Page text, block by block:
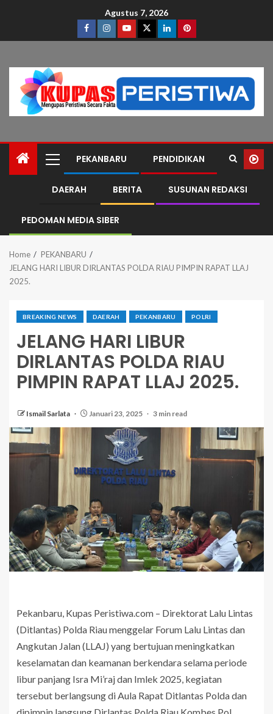
Agustus 7, 2026
PEKANBARU PENDIDIKAN
DAERAH BERITA SUSUNAN REDAKSI
PEDOMAN MEDIA SIBER
Home
PEKANBARU
JELANG HARI LIBUR DIRLANTAS POLDA RIAU PIMPIN RAPAT LLAJ
2025.
BREAKING NEWS DAERAH PEKANBARU POLRI
JELANG HARI LIBUR
DIRLANTAS POLDA RIAU
PIMPIN RAPAT LLAJ 2025.
Ismail Sarlata Januari 23, 2025 3 min read
Pekanbaru, Kupas Peristiwa.com – Direktorat Lalu Lintas
(Ditlantas) Polda Riau menggelar Forum Lalu Lintas dan
Angkutan Jalan (LLAJ) yang bertujuan meningkatkan
keselamatan dan keamanan berkendara selama periode
libur panjang Isra Mi’raj dan Imlek 2025, kegiatan
tersebut berlangsung di Aula Rapat Ditlantas Polda dan
dipimpin langsung Dirlantas Polda Riau Kombes Pol